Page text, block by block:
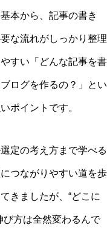
本から、記事の書き
な流れがしっかり整理
すい「どんな記事を書
ログを作るの？」とい
ポイントです。
定の考え方まで学べる
つながりやすい道を歩
きましたが、“どこに
び方は全然変わるんで